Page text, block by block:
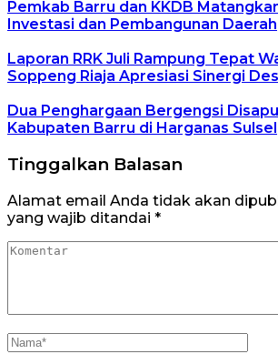
Pemkab Barru dan KKDB
Investasi dan Pembangunan Daerah
Laporan RRK Juli Rampung Tepat
Soppeng Riaja Apresiasi Sinergi
Dua Penghargaan Bergengsi
Kabupaten Barru di Harganas Sulsel
Tinggalkan Balasan
Alamat email Anda tidak akan
yang wajib ditandai *